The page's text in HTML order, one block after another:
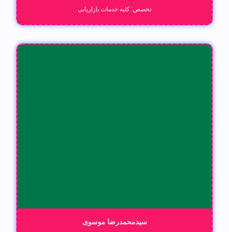
تخصص: کلیه خدمات بازاریابی
سیدمحمدرضا موسوی